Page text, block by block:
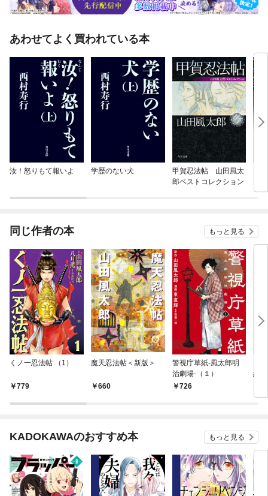
あわせてよく買われている本
汝！怒りもて報いよ 学歴のない犬
甲賀忍法帖 山田風太
郎ベストコレクション
同じ作者の本 もっと見る
くノ一忍法帖 （1）
779
魔天忍法帖＜新版＞
660
警視庁草紙‐風太郎明
治劇場‐（１）
726
終
KADOKAWAのおすすめ本 もっと見る